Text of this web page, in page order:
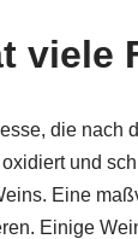
viele
die nach
und
Eine
Einige